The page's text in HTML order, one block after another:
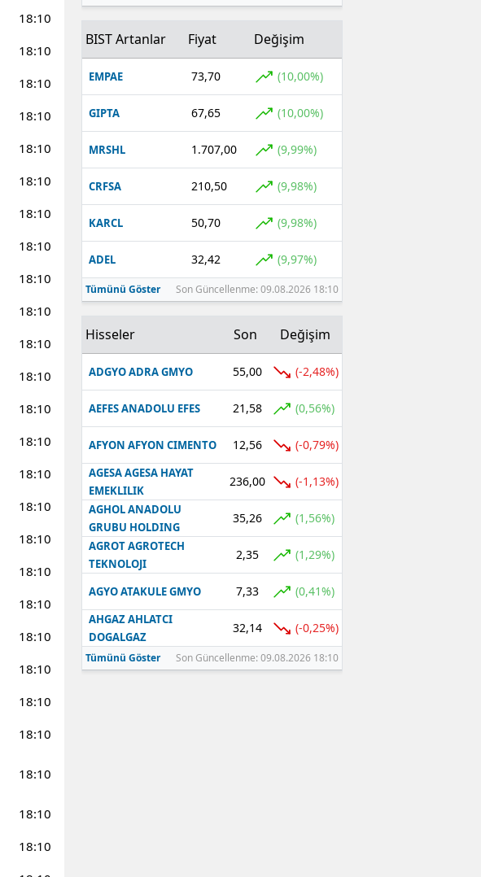
18:10
18:10
18:10
18:10
18:10
18:10
18:10
18:10
18:10
18:10
18:10
18:10
18:10
18:10
18:10
18:10
18:10
18:10
18:10
18:10
18:10
18:10
18:10
18:10
18:10
18:10
BIST Artanlar Fiyat Değişim
EMPAE 73,70 (10,00%)
GIPTA 67,65 (10,00%)
MRSHL 1.707,00 (9,99%)
CRFSA 210,50 (9,98%)
KARCL 50,70 (9,98%)
ADEL 32,42 (9,97%)
Tümünü Göster Son Güncellenme: 09.08.2026 18:10
Hisseler Son Değişim
ADGYO ADRA GMYO 55,00 (-2,48%)
AEFES ANADOLU EFES 21,58 (0,56%)
AFYON AFYON CIMENTO 12,56 (-0,79%)
AGESA AGESA HAYAT
EMEKLILIK
236,00 (-1,13%)
AGHOL ANADOLU
GRUBU HOLDING
35,26 (1,56%)
AGROT AGROTECH
TEKNOLOJI
2,35 (1,29%)
AGYO ATAKULE GMYO 7,33 (0,41%)
AHGAZ AHLATCI
DOGALGAZ
32,14 (-0,25%)
Tümünü Göster Son Güncellenme: 09.08.2026 18:10